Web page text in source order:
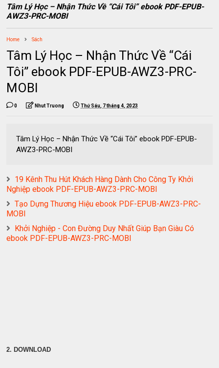
Tâm Lý Học – Nhận Thức Về “Cái Tôi” ebook PDF-EPUB-
AWZ3-PRC-MOBI
Home Sách
Tâm Lý Học – Nhận Thức Về “Cái
Tôi” ebook PDF-EPUB-AWZ3-PRC-
MOBI
0 Nhut Truong Thứ Sáu, 7 tháng 4, 2023
Tâm Lý Học – Nhận Thức Về “Cái Tôi” ebook PDF-EPUB-
AWZ3-PRC-MOBI
19 Kênh Thu Hút Khách Hàng Dành Cho Công Ty Khởi
Nghiệp ebook PDF-EPUB-AWZ3-PRC-MOBI
Tạo Dựng Thương Hiệu ebook PDF-EPUB-AWZ3-PRC-
MOBI
Khởi Nghiệp - Con Đường Duy Nhất Giúp Bạn Giàu Có
ebook PDF-EPUB-AWZ3-PRC-MOBI
2. DOWNLOAD